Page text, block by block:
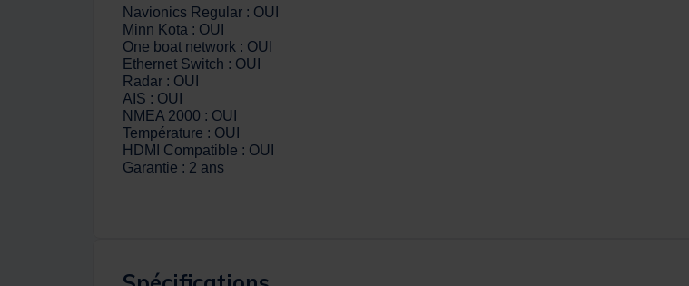
Navionics Regular : OUI
Minn Kota : OUI
One boat network : OUI
Ethernet Switch : OUI
Radar : OUI
AIS : OUI
NMEA 2000 : OUI
Température : OUI
HDMI Compatible : OUI
Garantie : 2 ans